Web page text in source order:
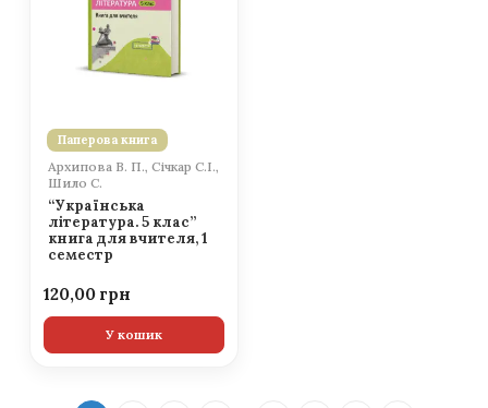
Паперова книга
Архипова В. П., Січкар С.І.,
Шило С.
“Українська
література. 5 клас”
книга для вчителя, 1
семестр
120,00
У кошик